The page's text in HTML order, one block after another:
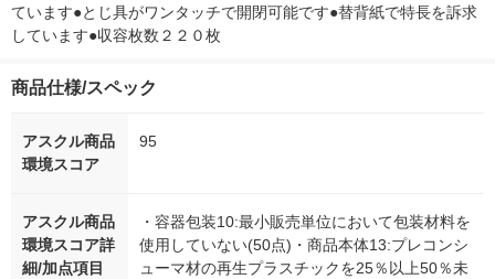
ています●とじ具がワンタッチで開閉可能です●替背紙で特長を訴求
しています●収容枚数２２０枚
商品仕様/スペック
アスクル商品
環境スコア
95
アスクル商品
環境スコア詳
細/加点項目
・容器包装10:最小販売単位において包装材料を
使用していない(50点)・商品本体13:プレコンシ
ューマ材の再生プラスチックを25％以上50％未